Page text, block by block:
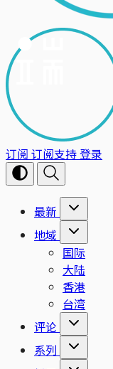
订阅 订阅支持登录
最新
地域
国际
大陆
香港
台湾
评论
系列